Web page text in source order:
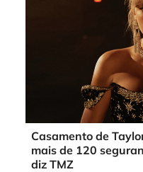
Casamento de
mais de 120
diz TMZ